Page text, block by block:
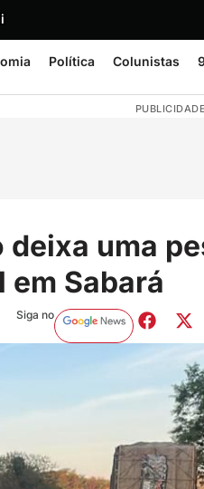
Política Colunistas
PUBLICIDADE
uma
em Sabará
Siga no